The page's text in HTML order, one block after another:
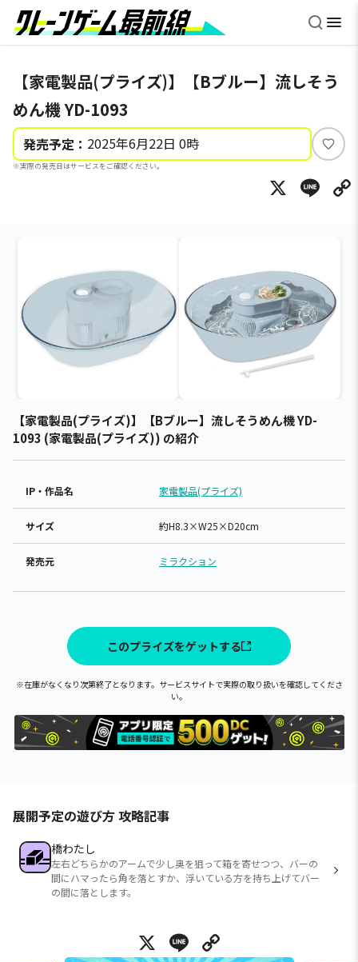
【家電製品(プライズ)】【Bブルー】流しそう
めん機 YD-1093
発売予定： 2025年6月22日 0時
※実際の発売日はサービスをご確認ください。
い
ね
X
【家電製品(プライズ)】【Bブルー】流しそうめん機 YD-
1093 (家電製品(プライズ)) の紹介
IP・作品名 家電製品(プライズ)
サイズ 約H8.3×W25×D20cm
発売元 ミラクション
このプライズをゲットする
※在庫がなくなり次第終了となります。サービスサイトで実際の取り扱いを確認してくださ
い。
展開予定の遊び方 攻略記事
橋わたし
左右どちらかのアームで少し奥を狙って箱を寄せつつ、バーの
間にハマったら角を落とすか、浮いている方を持ち上げてバー
の間に落とします。
X Line